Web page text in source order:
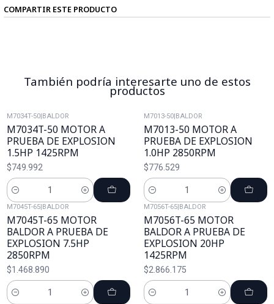
COMPARTIR ESTE PRODUCTO
También podría interesarte uno de estos
productos
M7034T-50|BALDOR
M7034T-50 MOTOR A
PRUEBA DE EXPLOSION
1.5HP 1425RPM
$749.992
Cantidad
M7013-50|BALDOR
M7013-50 MOTOR A
PRUEBA DE EXPLOSION
1.0HP 2850RPM
$776.529
Cantidad
M7045T-65|BALDOR
M7045T-65 MOTOR
BALDOR A PRUEBA DE
EXPLOSION 7.5HP
2850RPM
$1.468.890
Cantidad
M7056T-65|BALDOR
M7056T-65 MOTOR
BALDOR A PRUEBA DE
EXPLOSION 20HP
1425RPM
$2.866.175
Cantidad